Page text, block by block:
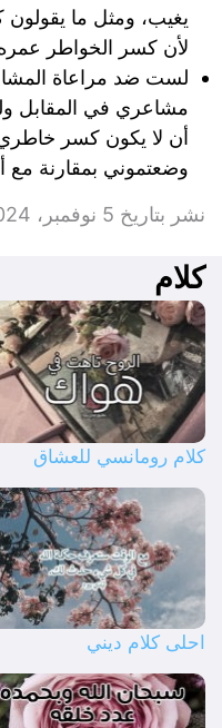
يغيب، ومثل ما
لأن كسر الخواطر عمره
لست ضد مراعاة
مشاعري في المقابل
أن لا يكون كسر
وضعتموني بمقارنة مع
نشر بتاريخ 5 نوفمبر، 2024
كلام
كلام رومانسي للعشاق
احلى كلام ديني